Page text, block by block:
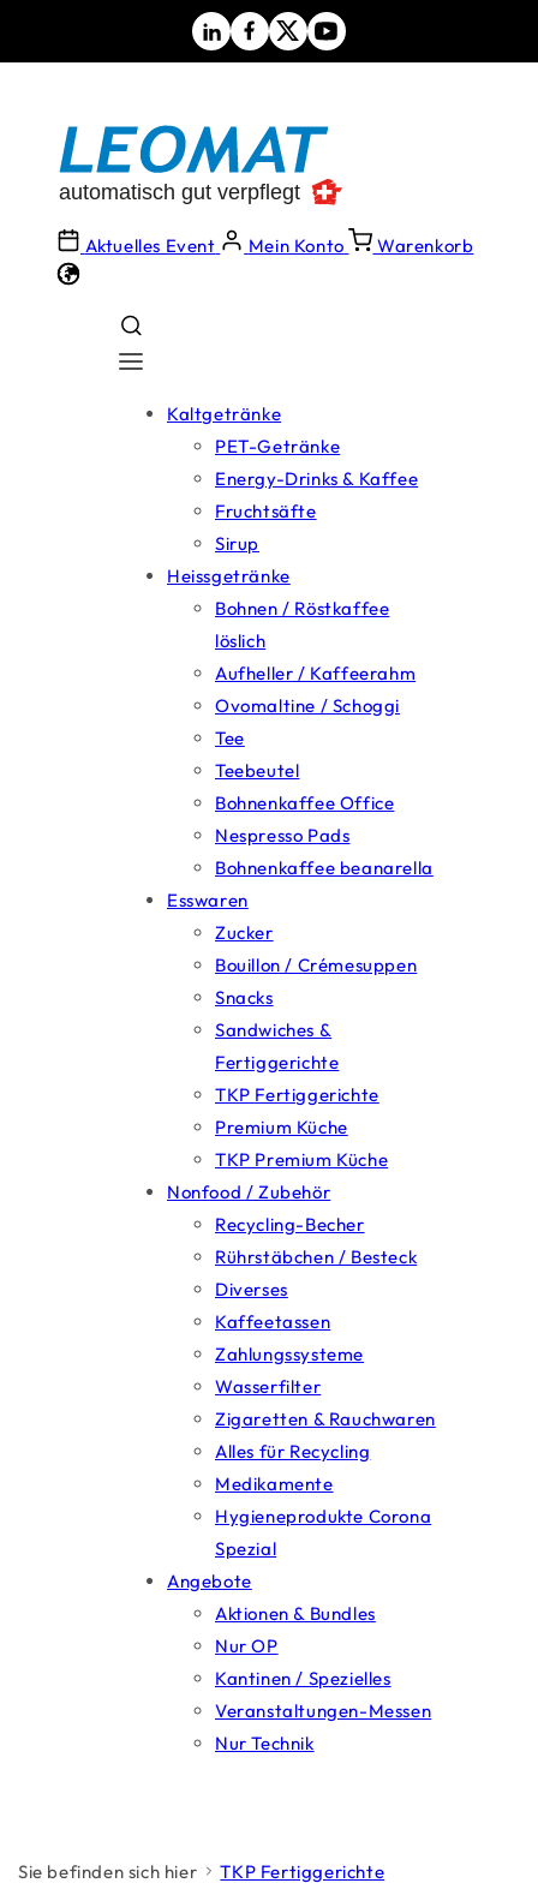
Aktuelles Event Mein Konto Warenkorb
Kaltgetränke
PET-Getränke
Energy-Drinks & Kaffee
Fruchtsäfte
Sirup
Heissgetränke
Bohnen / Röstkaffee
löslich
Aufheller / Kaffeerahm
Ovomaltine / Schoggi
Tee
Teebeutel
Bohnenkaffee Office
Nespresso Pads
Bohnenkaffee beanarella
Esswaren
Zucker
Bouillon / Crémesuppen
Snacks
Sandwiches &
Fertiggerichte
TKP Fertiggerichte
Premium Küche
TKP Premium Küche
Nonfood / Zubehör
Recycling-Becher
Rührstäbchen / Besteck
Diverses
Kaffeetassen
Zahlungssysteme
Wasserfilter
Zigaretten & Rauchwaren
Alles für Recycling
Medikamente
Hygieneprodukte Corona
Spezial
Angebote
Aktionen & Bundles
Nur OP
Kantinen / Spezielles
Veranstaltungen-Messen
Nur Technik
Sie befinden sich hier TKP Fertiggerichte